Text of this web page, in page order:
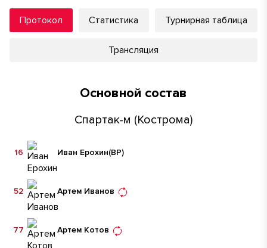
Протокол Статистика Турнирная таблица
Трансляция
Основной состав
Спартак-м (Кострома)
Иван Ерохин(ВР)
16
Артем Иванов
52
Артем Котов
77